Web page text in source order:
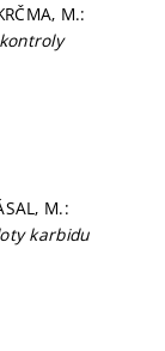
M.:
M.:
karbidu